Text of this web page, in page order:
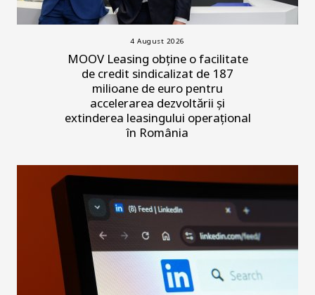
4 August 2026
MOOV Leasing obține o facilitate
de credit sindicalizat de 187
milioane de euro pentru
accelerarea dezvoltării și
extinderea leasingului operațional
în România